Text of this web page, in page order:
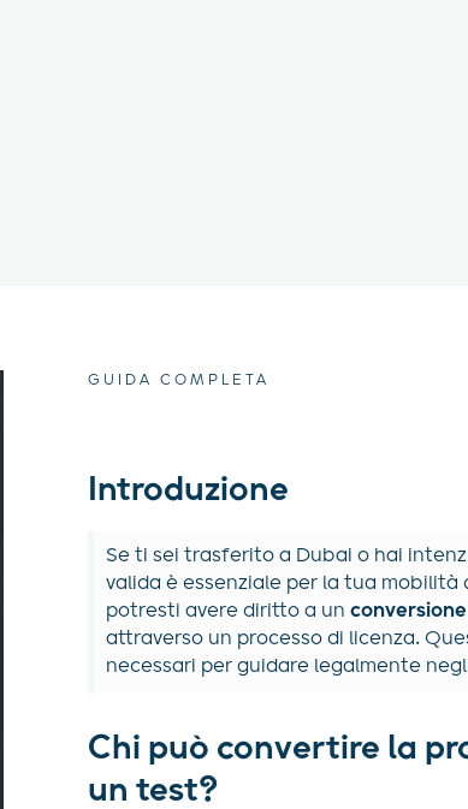
GUIDA COMPLETA
Introduzione
Se ti sei trasferito a Dubai o hai
valida è essenziale per la tua
potresti avere diritto a un
attraverso un processo di licenza.
necessari per guidare legalmente
Chi può convertire la
un test?